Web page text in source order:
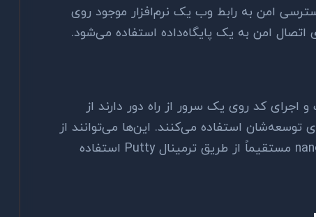
امن به رابط وب یک نرم‌افزار موجود روی
اتصال امن به یک پایگاه‌داده استفاده می‌شود.
اجرای کد روی یک سرور از راه دور دارند از
استفاده می‌کنند. این‌ها می‌توانند از
مستقیماً از طریق ترمینالPutty استفاده